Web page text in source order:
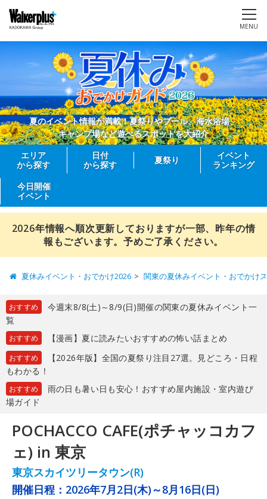
MENU
夏のイベント情報が満載！夏祭りやプール、海水浴場、
キャンプ場など遊べるスポットを大紹介
エリア
から探す
日付
から探す
夏祭り
イベント
ランキング
今日開催
イベント
2026年情報へ順次更新しておりますが一部、昨年の情
報もございます。予めご了承ください。
夏休みイベント・おでかけ2026 関東の夏休みイベント・おでかけ
おすすめ
今週末8/8(土)～8/9(日)開催の関東の夏休みイベント一
覧
おすすめ 【漫画】夏に読みたいおすすめの怖い話まとめ
おすすめ
【2026年版】全国の夏祭り注目27選。見どころ・日程
もわかる！
おすすめ
雨の日も暑い日も安心！おすすめ屋内施設・室内遊び
場ガイド
POCHACCO CAFE(ポチャッコカフ
ェ) in 東京
東京スカイツリータウン(R)
開催日程： 2026年7月2日(木)～8月16日(日)